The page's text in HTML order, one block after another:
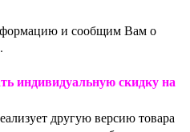
и сообщим Вам о
индивидуальную скидку на
другую версию товара